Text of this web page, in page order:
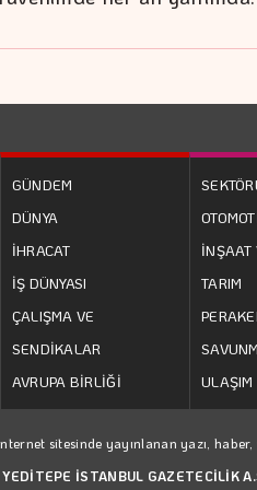
GÜNDEM
DÜNYA
İHRACAT
İŞ DÜNYASI
ÇALIŞMA VE
SENDİKALAR
AVRUPA BİRLİĞİ
İNŞAAT
TARIM
ULAŞIM
sitesinde yayınlanan yazı, haber,
YEDİTEPE İSTANBUL GAZETECİLİK